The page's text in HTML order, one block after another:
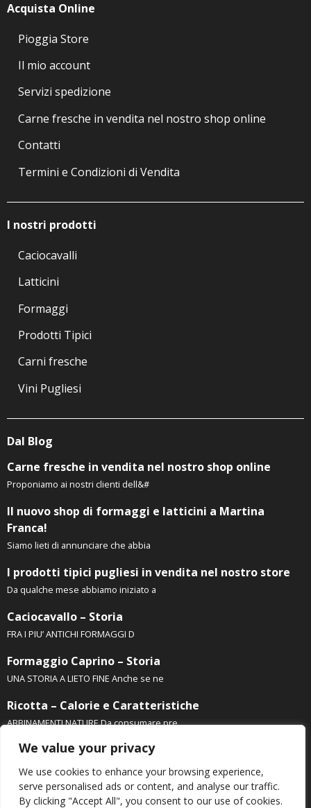
We value your privacy
We use cookies to enhance your browsing experience,
serve personalised ads or content, and analyse our traffic.
By clicking "Accept All", you consent to our use of cookies.
Acquista Online
Pioggia Store
Il mio account
Servizi spedizione
Carne fresche in vendita nel nostro shop online
Contatti
Termini e Condizioni di Vendita
I nostri prodotti
Caciocavalli
Latticini
Formaggi
Prodotti Tipici
Carni fresche
Vini Pugliesi
Dal Blog
Carne fresche in vendita nel nostro shop online
Proponiamo ai nostri clienti dell&#
Il nuovo shop di formaggi e latticini a Martina
Franca!
Siamo lieti di annunciare che abbia
I prodotti tipici pugliesi in vendita nel nostro store
Da qualche mese abbiamo iniziato a
Caciocavallo – Storia
FRA I PIU’ ANTICHI FORMAGGI D
Formaggio Caprino – Storia
UNA STORIA A LIETO FINE Anche se ne
Ricotta – Calorie e Caratteristiche
ABBINAMENTI NATURE Da consumare pre